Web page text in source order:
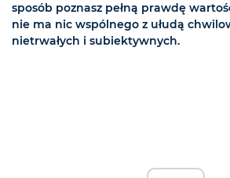
sposób poznasz pełną prawdę
nie ma nic wspólnego z ułudą
nietrwałych i subiektywnych.